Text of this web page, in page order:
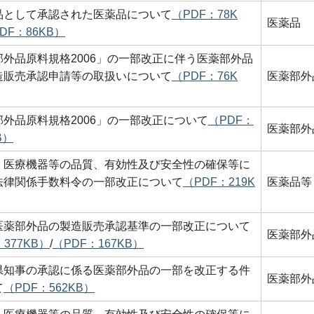
として承認された医薬品について
（PDF：78K
：86KB）
医薬品
外品原料規格2006」の一部改正に伴う医薬部外品
販売承認申請等の取扱いについて
（PDF：76K 医薬部
外品原料規格2006」の一部改正について
（PDF：
医薬部
医療機器等の品質、有効性及び安全性の確保等に
律関係手数料令の一部改正について
（PDF：219K 医薬品等
薬部外品の製造販売承認基準の一部改正について
） /（PDF：167KB）
医薬部
知事の承認に係る医薬部外品の一部を改正する件
（PDF：562KB）
医薬部